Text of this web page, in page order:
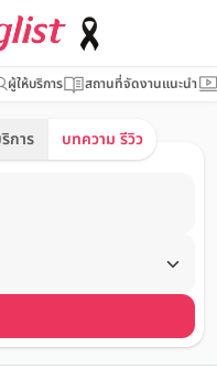
ผู้ให้บริการ สถานที่จัดงานแนะนำ
การ บทความ รีวิว